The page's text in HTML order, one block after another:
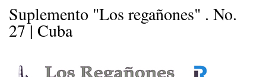
Suplemento "Los regañones" . No.
27 | Cuba